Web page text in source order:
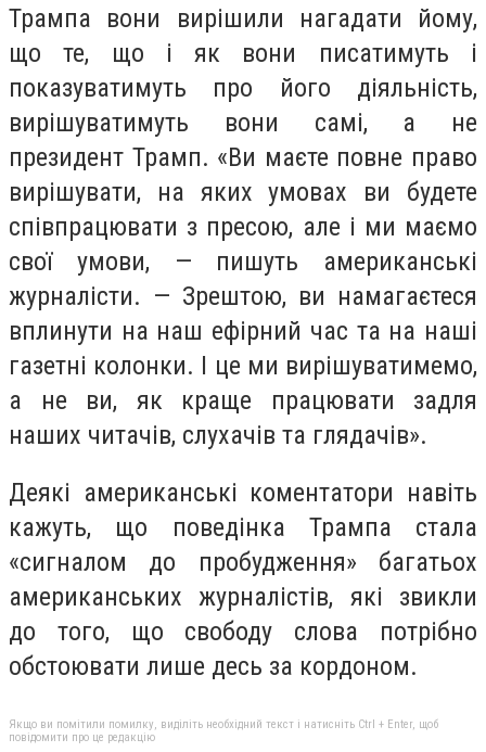
Трампа вони вирішили нагадати йому,
що те, що і як вони писатимуть і
показуватимуть про його діяльність,
вирішуватимуть вони самі, а не
президент Трамп. «Ви маєте повне право
вирішувати, на яких умовах ви будете
співпрацювати з пресою, але і ми маємо
свої умови, — пишуть американські
журналісти. — Зрештою, ви намагаєтеся
вплинути на наш ефірний час та на наші
газетні колонки. І це ми вирішуватимемо,
а не ви, як краще працювати задля
наших читачів, слухачів та глядачів».
Деякі американські коментатори навіть
кажуть, що поведінка Трампа стала
«сигналом до пробудження» багатьох
американських журналістів, які звикли
до того, що свободу слова потрібно
обстоювати лише десь за кордоном.
Якщо ви помітили помилку, виділіть необхідний текст і натисніть Ctrl + Enter, щоб
повідомити про це редакцію